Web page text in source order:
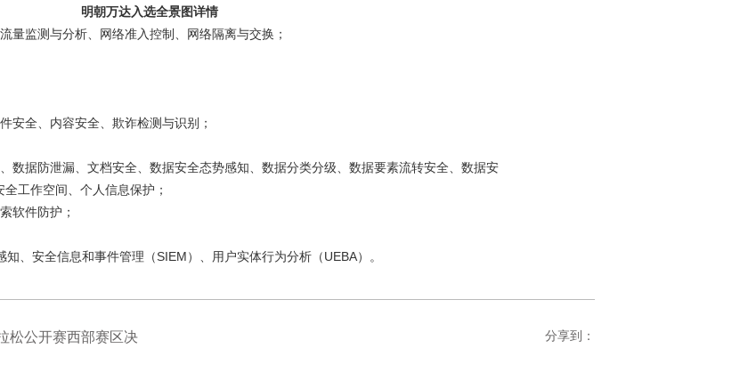
明朝万达入选全景图详情
量监测与分析、网络准入控制、网络隔离与交换；
安全、内容安全、欺诈检测与识别；
数据防泄漏、文档安全、数据安全态势感知、数据分类分级、数据要素流转安全、数据安
工作空间、个人信息保护；
软件防护；
知、安全信息和事件管理（SIEM）、用户实体行为分析（UEBA） 。
松公开赛西部赛区决
分享到：